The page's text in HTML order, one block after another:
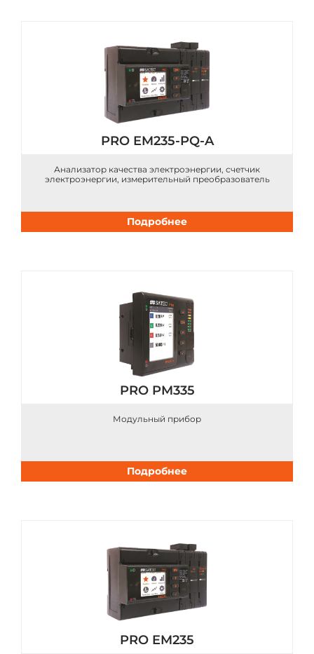
PRO EM235-PQ-A
Анализатор качества электроэнергии, счетчик
электроэнергии, измерительный преобразователь
Подробнее
PRO PM335
Модульный прибор
Подробнее
PRO EM235